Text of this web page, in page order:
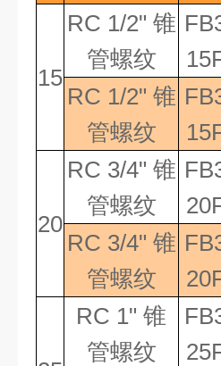
15
RC 1/2" 锥
管螺纹
RC 1/2" 锥
管螺纹
20
RC 3/4" 锥
管螺纹
RC 3/4" 锥
管螺纹
RC 1" 锥
管螺纹